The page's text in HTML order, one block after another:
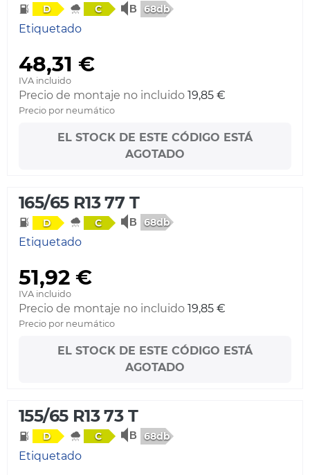
D C 68db
Etiquetado
48,31 €
IVA incluido
Precio de montaje no incluido 19,85 €
Precio por neumático
EL STOCK DE ESTE CÓDIGO ESTÁ
AGOTADO
165/65 R13 77 T
D C 68db
Etiquetado
51,92 €
IVA incluido
Precio de montaje no incluido 19,85 €
Precio por neumático
EL STOCK DE ESTE CÓDIGO ESTÁ
AGOTADO
155/65 R13 73 T
D C 68db
Etiquetado